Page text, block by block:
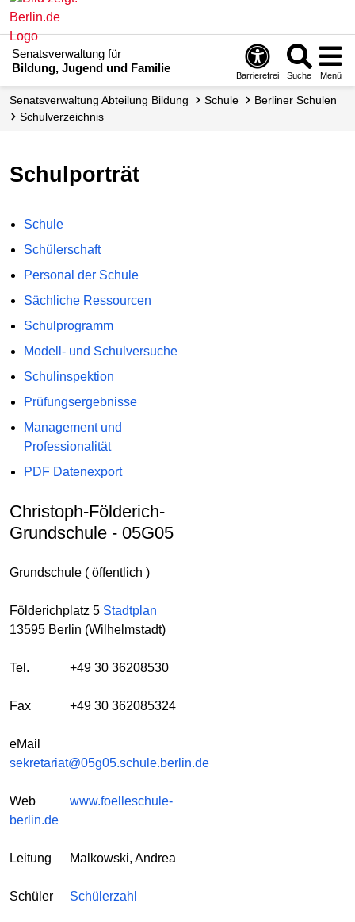
Senatsverwaltung für
Bildung, Jugend und Familie
Barrierefrei Suche Menü
Senats­verwaltung Abteilung Bildung Schule
Berliner Schulen
Schul­verzeichnis
Schulporträt
Schule
Schülerschaft
Personal der Schule
Sächliche Ressourcen
Schulprogramm
Modell- und Schulversuche
Schulinspektion
Prüfungsergebnisse
Management und
Professionalität
PDF Datenexport
Christoph-Földerich-
Grundschule - 05G05
Grundschule ( öffentlich )
Földerichplatz 5 Stadtplan
13595 Berlin (Wilhelmstadt)
Tel. +49 30 36208530
Fax +49 30 362085324
eMail
sekretariat@05g05.schule.berlin.de
Web
www.foelleschule-
berlin.de
Leitung Malkowski, Andrea
Schüler Schülerzahl